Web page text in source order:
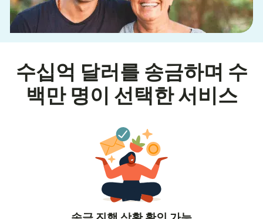
수십억 달러를 송금하며 수
백만 명이 선택한 서비스